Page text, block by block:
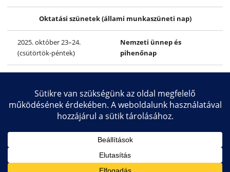
Oktatási szünetek (állami munkaszüneti nap)
2025. október 23–24.
(csütörtök-péntek)
Nemzeti ünnep és
pihenőnap
Copyright © 2026 Közlekedésmérnöki és Járműmérnöki Kar